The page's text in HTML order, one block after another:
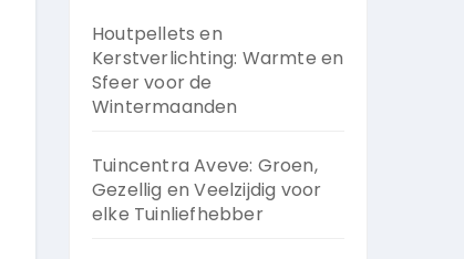
Houtpellets en
Kerstverlichting: Warmte en
Sfeer voor de
Wintermaanden
Tuincentra Aveve: Groen,
Gezellig en Veelzijdig voor
elke Tuinliefhebber